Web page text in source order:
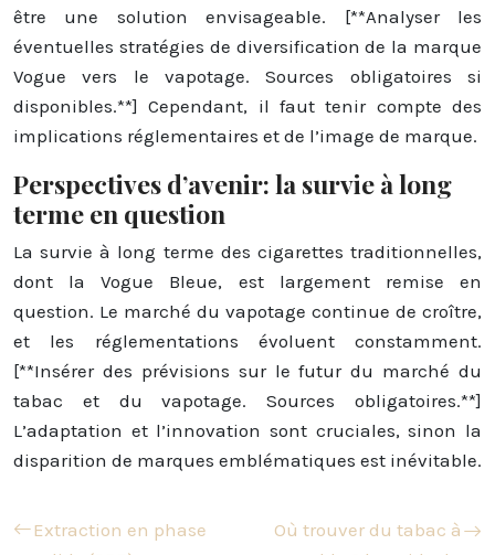
être une solution envisageable. [**Analyser les
éventuelles stratégies de diversification de la marque
Vogue vers le vapotage. Sources obligatoires si
disponibles.**] Cependant, il faut tenir compte des
implications réglementaires et de l’image de marque.
Perspectives d’avenir: la survie à long
terme en question
La survie à long terme des cigarettes traditionnelles,
dont la Vogue Bleue, est largement remise en
question. Le marché du vapotage continue de croître,
et les réglementations évoluent constamment.
[**Insérer des prévisions sur le futur du marché du
tabac et du vapotage. Sources obligatoires.**]
L’adaptation et l’innovation sont cruciales, sinon la
disparition de marques emblématiques est inévitable.
Extraction en phase
Où trouver du tabac à